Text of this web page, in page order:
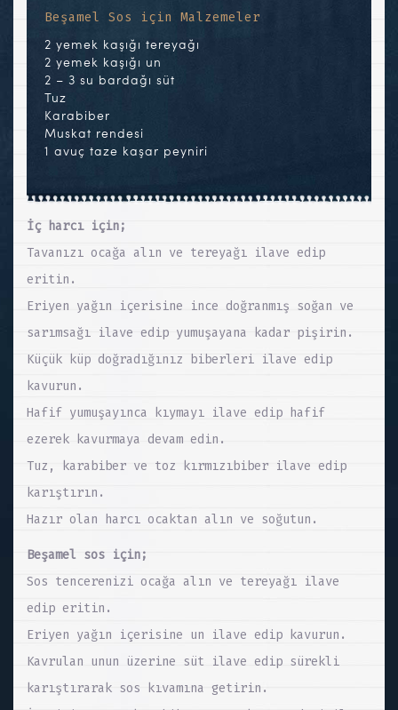
Beşamel Sos için Malzemeler
2 yemek kaşığı tereyağı
2 yemek kaşığı un
2 – 3 su bardağı süt
Tuz
Karabiber
Muskat rendesi
1 avuç taze kaşar peyniri
İç harcı için;
Tavanızı ocağa alın ve tereyağı ilave edip
eritin.
Eriyen yağın içerisine ince doğranmış soğan ve
sarımsağı ilave edip yumuşayana kadar pişirin.
Küçük küp doğradığınız biberleri ilave edip
kavurun.
Hafif yumuşayınca kıymayı ilave edip hafif
ezerek kavurmaya devam edin.
Tuz, karabiber ve toz kırmızıbiber ilave edip
karıştırın.
Hazır olan harcı ocaktan alın ve soğutun.
Beşamel sos için;
Sos tencerenizi ocağa alın ve tereyağı ilave
edip eritin.
Eriyen yağın içerisine un ilave edip kavurun.
Kavrulan unun üzerine süt ilave edip sürekli
karıştırarak sos kıvamına getirin.